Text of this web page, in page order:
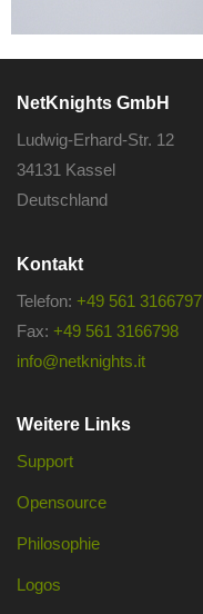
NetKnights GmbH
Ludwig-Erhard-Str. 12
34131 Kassel
Deutschland
Kontakt
Telefon: +49 561 3166797
Fax: +49 561 3166798
info@netknights.it
Weitere Links
Support
Opensource
Philosophie
Logos